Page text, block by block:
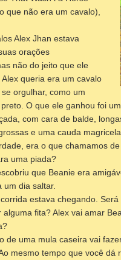
que não era um cavalo),
Alex Jhan estava
orações
não do jeito que ele
queria era um cavalo
orgulhar, como um
O que ele ganhou foi
com cara de balde,
e uma cauda
era o que chamamos
uma piada?
que Beanie era
um dia saltar.
estava chegando. Será
alguma fita? Alex vai amar
de uma mula caseira vai
mesmo tempo que você dá